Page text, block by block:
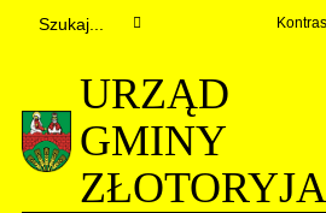
URZĄD
GMINY
ZŁOTORYJA